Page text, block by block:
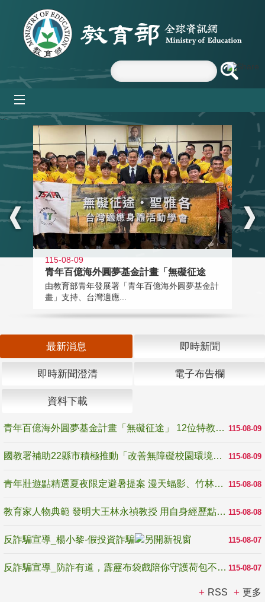
跳到主要內容區塊
:::
115-08-09
青年百億海外圓夢基金計畫「無礙征途
由教育部青年發展署「青年百億海外圓夢基金計
畫」支持、台灣適應...
最新消息 即時新聞
即時新聞澄清 電子布告欄
資料下載
115-08-09
青年百億海外圓夢基金計畫「無礙征途」 12位特教與弱勢青年勇闖西班牙 跨越感官限制見證生命蛻變
115-08-09
國教署補助22縣市積極推動「改善無障礙校園環境計畫」 打造友善、安全、無礙學習空間
115-08-08
青年壯遊點精選夏夜限定避暑提案 漫天蝠影、竹林尋蛙、茶香夜觀 邀青年暮色出發
115-08-08
教育家人物典範 發明大王林永禎教授 用自身經歷點亮學生的路
115-08-07
反詐騙宣導_楊小黎-假投資詐騙
115-08-07
反詐騙宣導_防詐有道，霹靂布袋戲陪你守護荷包不受騙
RSS 更多